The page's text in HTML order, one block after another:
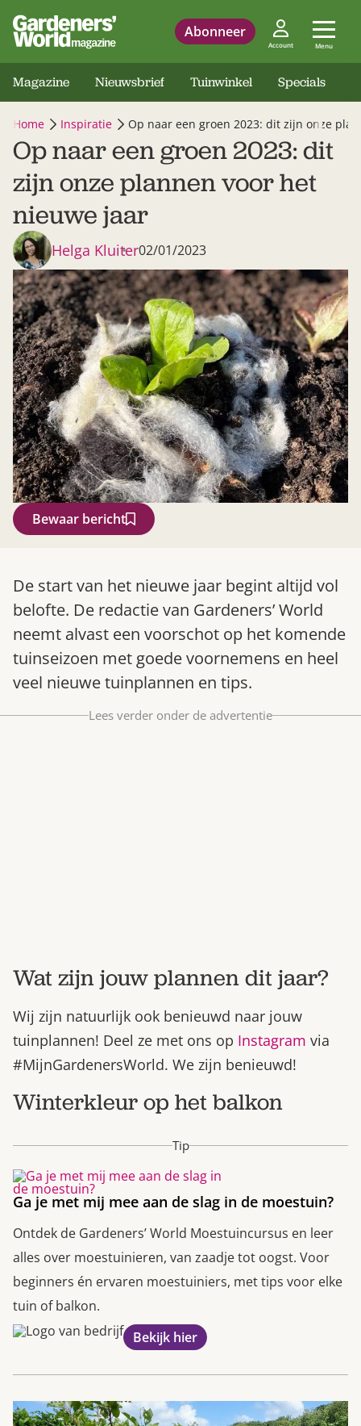
Abonneer
Account Menu
Gardeners’ World 08/2026
Magazine Nieuwsbrief Tuinwinkel Specials
Home Inspiratie Op naar een groen 2023: dit zijn onze
Op naar een groen 2023: dit
zijn onze plannen voor het
nieuwe jaar
Helga Kluiter02/01/2023
Bewaar bericht
De start van het nieuwe jaar begint altijd vol
belofte. De redactie van Gardeners’ World
neemt alvast een voorschot op het komende
tuinseizoen met goede voornemens en heel
veel nieuwe tuinplannen en tips.
Lees verder onder de advertentie
Wat zijn jouw plannen dit jaar?
Wij zijn natuurlijk ook benieuwd naar jouw
tuinplannen! Deel ze met ons op Instagram via
#MijnGardenersWorld. We zijn benieuwd!
Winterkleur op het balkon
Tip
Ga je met mij mee aan de slag in de moestuin?
Ontdek de Gardeners’ World Moestuincursus en leer
alles over moestuinieren, van zaadje tot oogst. Voor
beginners én ervaren moestuiniers, met tips voor elke
tuin of balkon.
Bekijk hier